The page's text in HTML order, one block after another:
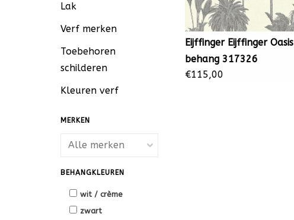
Lak
Verf merken
Toebehoren
schilderen
Kleuren verf
MERKEN
BEHANGKLEUREN
wit / crème
zwart
Eijffinger Eijffinger Oasis
behang 317326
€115,00